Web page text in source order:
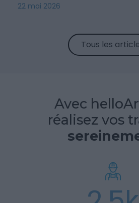
22 mai 2026
Tous les
Avec
réalisez vos